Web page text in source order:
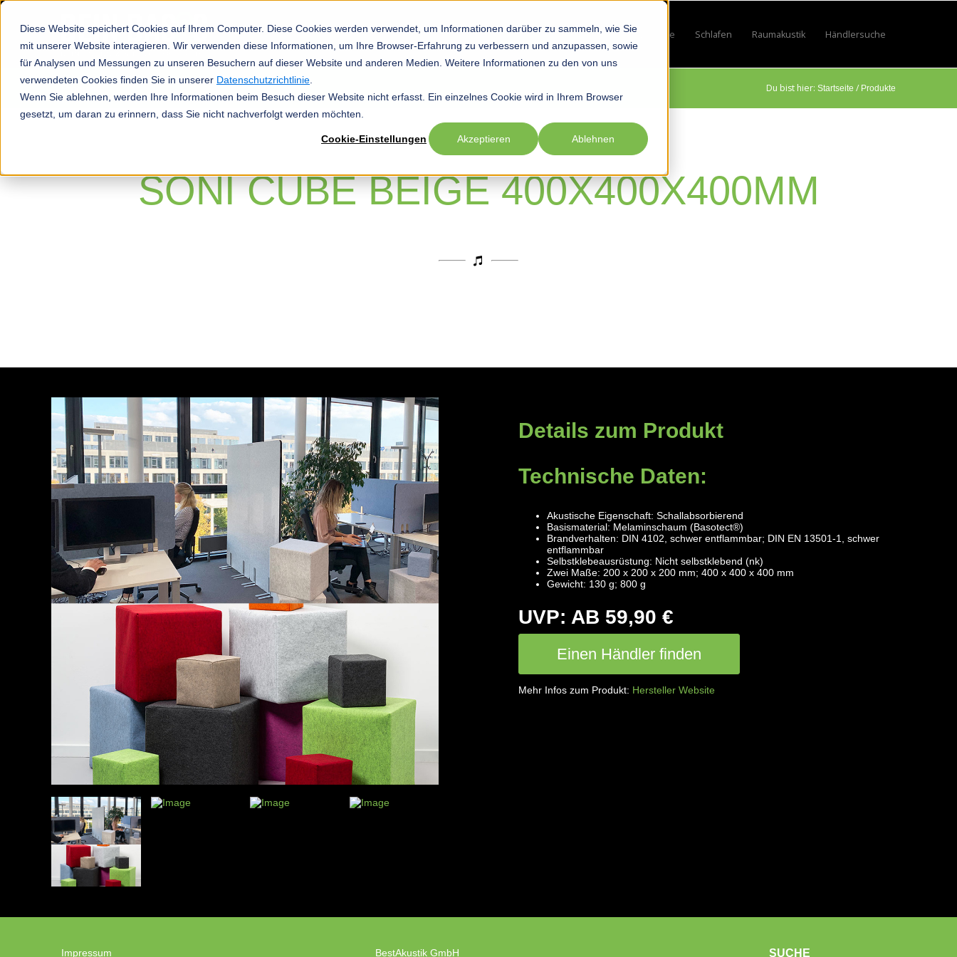
Diese Website speichert Cookies auf Ihrem Computer. Diese Cookies werden verwendet, um Informationen darüber zu sammeln, wie Sie
mit unserer Website interagieren. Wir verwenden diese Informationen, um Ihre Browser-Erfahrung zu verbessern und anzupassen, sowie
für Analysen und Messungen zu unseren Besuchern auf dieser Website und anderen Medien. Weitere Informationen zu den von uns
verwendeten Cookies finden Sie in unserer Datenschutzrichtlinie
Wenn Sie ablehnen, werden Ihre Informationen beim Besuch dieser Website nicht erfasst. Ein einzelnes Cookie wird in Ihrem Browser
gesetzt, um daran zu erinnern, dass Sie nicht nachverfolgt werden möchten.
Cookie-Einstellungen Akzeptieren Ablehnen
Startseite HobbyShow submenu for Hobby
SportShow submenu for Sport
Beruf Show submenu for Beruf
Lifestyle Show submenu for Lifestyle
Schlafen Show submenu for Schlafen
Raumakustik Show submenu for Raumakustik
Händlersuche
Du bist hier: Startseite / Produkte
SONI CUBE BEIGE 400X400X400MM
Details zum Produkt
Technische Daten:
Akustische Eigenschaft: Schallabsorbierend
Basismaterial: Melaminschaum (Basotect®)
Brandverhalten: DIN 4102, schwer entflammbar; DIN EN 13501-1, schwer
entflammbar
Selbstklebeausrüstung: Nicht selbstklebend (nk)
Zwei Maße: 200 x 200 x 200 mm; 400 x 400 x 400 mm
Gewicht: 130 g; 800 g
UVP: AB 59,90 €
Einen Händler finden
Mehr Infos zum Produkt: Hersteller Website
Impressum BestAkustik GmbH SUCHE